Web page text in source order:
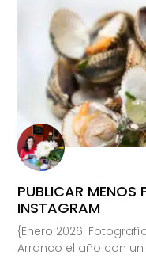
PUBLICAR MENOS
INSTAGRAM
{Enero 2026.
Arranco el año con